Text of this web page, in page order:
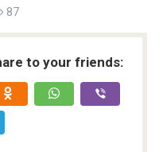
87
to your friends: